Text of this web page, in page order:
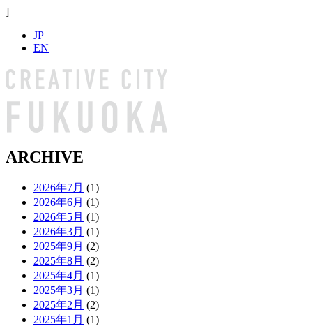
]
JP
EN
ARCHIVE
2026年7月 (1)
2026年6月 (1)
2026年5月 (1)
2026年3月 (1)
2025年9月 (2)
2025年8月 (2)
2025年4月 (1)
2025年3月 (1)
2025年2月 (2)
2025年1月 (1)